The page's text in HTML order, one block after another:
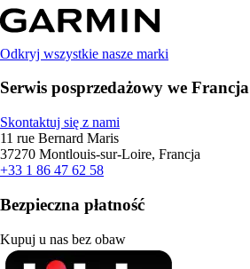
Odkryj wszystkie nasze marki
Serwis posprzedażowy we Francja
Skontaktuj się z nami
11 rue Bernard Maris
37270 Montlouis-sur-Loire, Francja
+33 1 86 47 62 58
Bezpieczna płatność
Kupuj u nas bez obaw